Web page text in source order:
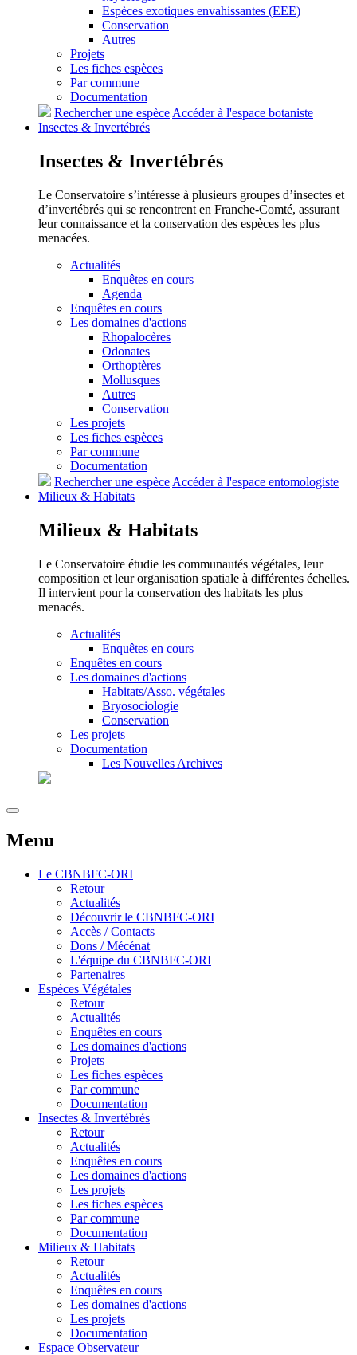
Espèces exotiques envahissantes (EEE)
Conservation
Autres
Projets
Les fiches espèces
Par commune
Documentation
Rechercher une espèceAccéder à l'espace botaniste
Insectes & Invertébrés
Insectes & Invertébrés
Le Conservatoire s’intéresse à plusieurs groupes d’insectes et
d’invertébrés qui se rencontrent en Franche-Comté, assurant
leur connaissance et la conservation des espèces les plus
menacées.
Actualités
Enquêtes en cours
Agenda
Enquêtes en cours
Les domaines d'actions
Rhopalocères
Odonates
Orthoptères
Mollusques
Autres
Conservation
Les projets
Les fiches espèces
Par commune
Documentation
Rechercher une espèce Accéder à l'espace entomologiste
Milieux & Habitats
Milieux & Habitats
Le Conservatoire étudie les communautés végétales, leur
composition et leur organisation spatiale à différentes échelles.
Il intervient pour la conservation des habitats les plus
menacés.
Actualités
Enquêtes en cours
Enquêtes en cours
Les domaines d'actions
Habitats/Asso. végétales
Bryosociologie
Conservation
Les projets
Documentation
Les Nouvelles Archives
Menu
Le CBNBFC-ORI
Retour
Actualités
Découvrir le CBNBFC-ORI
Accès / Contacts
Dons / Mécénat
L'équipe du CBNBFC-ORI
Partenaires
Espèces Végétales
Retour
Actualités
Enquêtes en cours
Les domaines d'actions
Projets
Les fiches espèces
Par commune
Documentation
Insectes & Invertébrés
Retour
Actualités
Enquêtes en cours
Les domaines d'actions
Les projets
Les fiches espèces
Par commune
Documentation
Milieux & Habitats
Retour
Actualités
Enquêtes en cours
Les domaines d'actions
Les projets
Documentation
Espace Observateur